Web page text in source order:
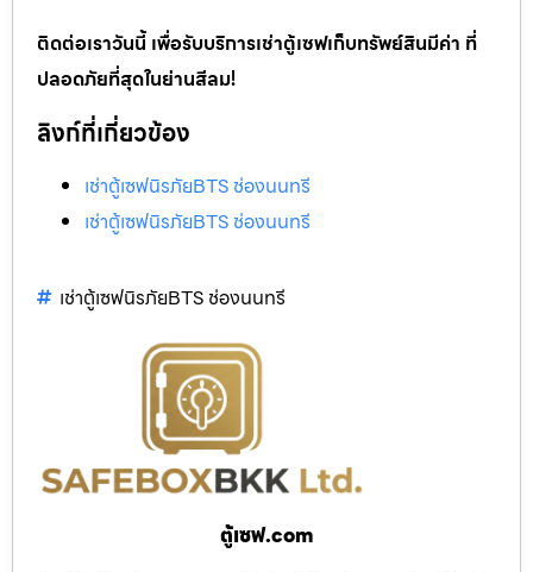
ติดต่อเราวันนี้ เพื่อรับบริการเช่าตู้เซฟเก็บทรัพย์สินมีค่า ที่
ปลอดภัยที่สุดในย่านสีลม!
ลิงก์ที่เกี่ยวข้อง
เช่าตู้เซฟนิรภัยBTS ช่องนนทรี
เช่าตู้เซฟนิรภัยBTS ช่องนนทรี
เช่าตู้เซฟนิรภัยBTS ช่องนนทรี
ตู้เซฟ.com